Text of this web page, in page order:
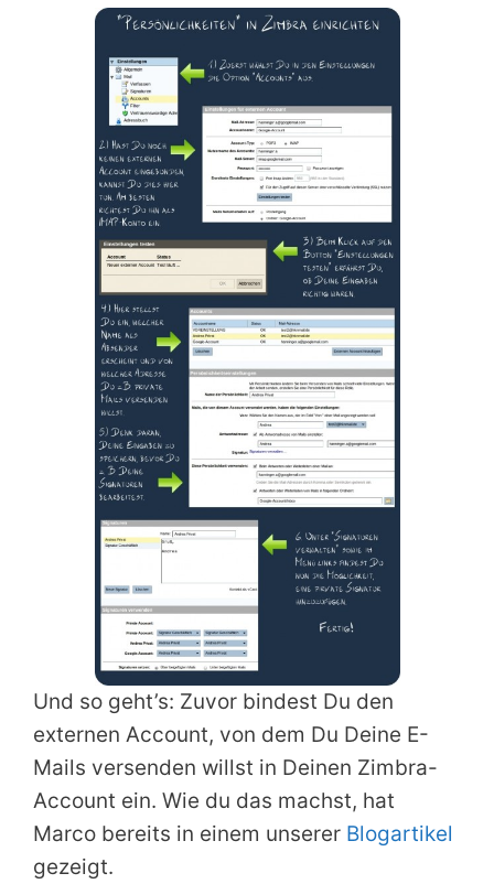
Und so geht’s: Zuvor bindest Du den
externen Account, von dem Du Deine E-
Mails versenden willst in Deinen Zimbra-
Account ein. Wie du das machst, hat
Marco bereits in einem unserer Blogartikel
gezeigt.